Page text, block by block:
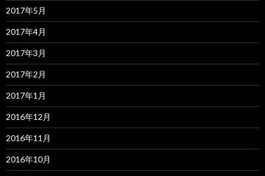
2017年5月
2017年4月
2017年3月
2017年2月
2017年1月
2016年12月
2016年11月
2016年10月